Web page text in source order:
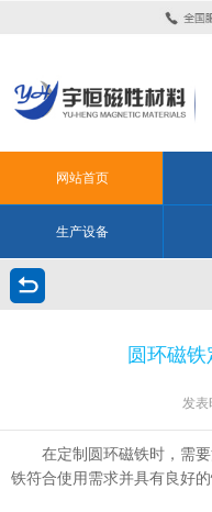
网站首页
生产设备
圆环磁
发
在定制圆环磁铁时，需
铁符合使用需求并具有良好的